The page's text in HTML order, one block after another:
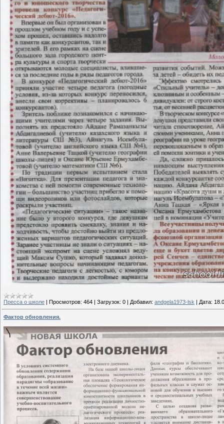
Пресса о школе | Просмотров: 464 | Загрузок: 0 | Добавил: andgela1973-lsk | Дата:
Фактор обновления.